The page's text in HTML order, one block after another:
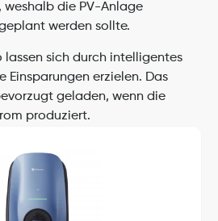
die PV-Anlage
werden sollte.
lassen sich durch intelligentes
Einsparungen erzielen. Das
geladen, wenn die
produziert.